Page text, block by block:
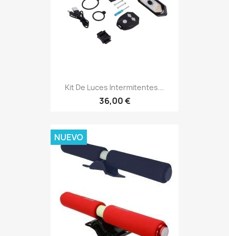
Kit De Luces Intermitentes...
36,00 €
NUEVO